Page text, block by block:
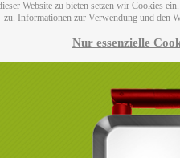
Website zu bieten setzen wir Cookies
zu. Informationen zur Verwendung und den
Nur essenzielle